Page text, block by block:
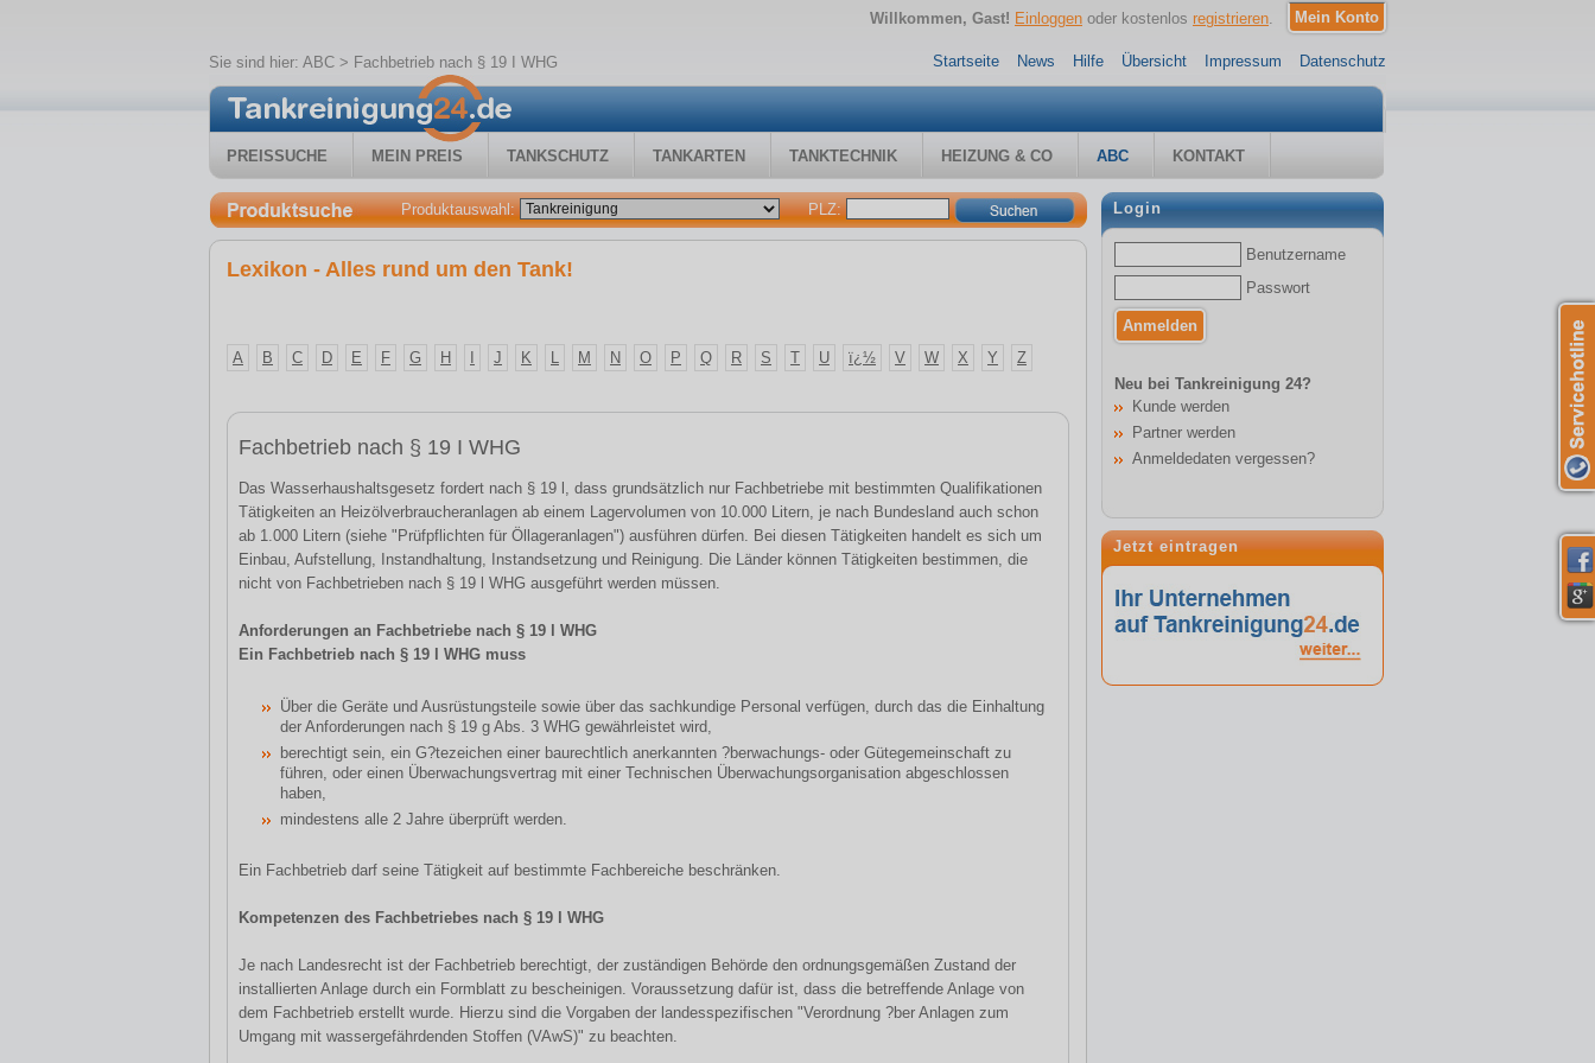
Willkommen, Gast! Einloggen oder kostenlos registrieren
Sie sind hier: ABC > Fachbetrieb nach § 19 I WHG Startseite News Hilfe Übersicht Impressum Datenschutz
PREISSUCHE MEIN PREIS TANKSCHUTZ TANKARTEN TANKTECHNIK HEIZUNG & CO ABC KONTAKT
Produktauswahl: PLZ:
Lexikon - Alles rund um den Tank!
A B C D E F G H J K L M N O P Q R S T U ï¿½ V W X Y Z
Fachbetrieb nach § 19 I WHG
Das Wasserhaushaltsgesetz fordert nach § 19 l, dass grundsätzlich nur Fachbetriebe mit bestimmten Qualifikationen
Tätigkeiten an Heizölverbraucheranlagen ab einem Lagervolumen von 10.000 Litern, je nach Bundesland auch schon
ab 1.000 Litern (siehe "Prüfpflichten für Öllageranlagen") ausführen dürfen. Bei diesen Tätigkeiten handelt es sich um
Einbau, Aufstellung, Instandhaltung, Instandsetzung und Reinigung. Die Länder können Tätigkeiten bestimmen, die
nicht von Fachbetrieben nach § 19 l WHG ausgeführt werden müssen.
Anforderungen an Fachbetriebe nach § 19 l WHG
Ein Fachbetrieb nach § 19 l WHG muss
Über die Geräte und Ausrüstungsteile sowie über das sachkundige Personal verfügen, durch das die Einhaltung
der Anforderungen nach § 19 g Abs. 3 WHG gewährleistet wird,
berechtigt sein, ein G?tezeichen einer baurechtlich anerkannten ?berwachungs- oder Gütegemeinschaft zu
führen, oder einen Überwachungsvertrag mit einer Technischen Überwachungsorganisation abgeschlossen
haben,
mindestens alle 2 Jahre überprüft werden.
Ein Fachbetrieb darf seine Tätigkeit auf bestimmte Fachbereiche beschränken.
Kompetenzen des Fachbetriebes nach § 19 l WHG
Je nach Landesrecht ist der Fachbetrieb berechtigt, der zuständigen Behörde den ordnungsgemäßen Zustand der
installierten Anlage durch ein Formblatt zu bescheinigen. Voraussetzung dafür ist, dass die betreffende Anlage von
dem Fachbetrieb erstellt wurde. Hierzu sind die Vorgaben der landesspezifischen "Verordnung ?ber Anlagen zum
Umgang mit wassergefährdenden Stoffen (VAwS)" zu beachten.
Login
Benutzername
Passwort
Neu bei Tankreinigung 24?
Kunde werden
Partner werden
Anmeldedaten vergessen?
Jetzt eintragen